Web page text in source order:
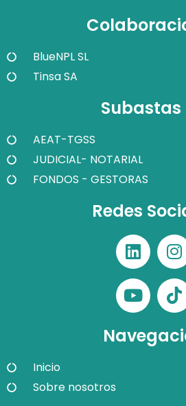
BlueNPL SL
Tinsa SA
Subastas
AEAT-TGSS
JUDICIAL- NOTARIAL
FONDOS - GESTORAS
Redes
Inicio
Sobre nosotros